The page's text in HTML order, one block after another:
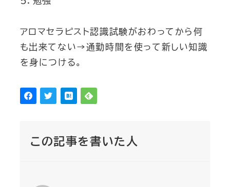
アロマセラピスト認識試験がおわってから何
も出来てない→通勤時間を使って新しい知識
を身につける。
この記事を書いた人